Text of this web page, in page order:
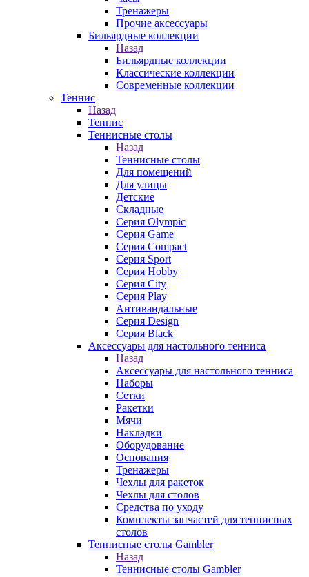
Тренажеры
Прочие аксессуары
Бильярдные коллекции
Назад
Бильярдные коллекции
Классические коллекции
Современные коллекции
Теннис
Назад
Теннис
Теннисные столы
Назад
Теннисные столы
Для помещений
Для улицы
Детские
Складные
Серия Olympic
Серия Game
Серия Compact
Серия Sport
Серия Hobby
Серия City
Серия Play
Антивандальные
Серия Design
Серия Black
Аксессуары для настольного тенниса
Назад
Аксессуары для настольного тенниса
Наборы
Сетки
Ракетки
Мячи
Накладки
Оборудование
Основания
Тренажеры
Чехлы для ракеток
Чехлы для столов
Средства по уходу
Комплекты запчастей для теннисных
столов
Теннисные столы Gambler
Назад
Теннисные столы Gambler